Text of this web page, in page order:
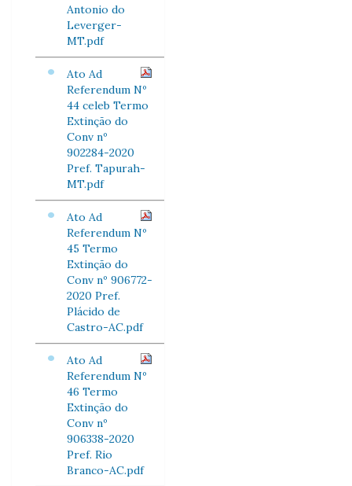
Antonio do
Leverger-
MT.pdf
Ato Ad
Referendum Nº
44 celeb Termo
Extinção do
Conv nº
902284-2020
Pref. Tapurah-
MT.pdf
Ato Ad
Referendum Nº
45 Termo
Extinção do
Conv nº 906772-
2020 Pref.
Plácido de
Castro-AC.pdf
Ato Ad
Referendum Nº
46 Termo
Extinção do
Conv nº
906338-2020
Pref. Rio
Branco-AC.pdf